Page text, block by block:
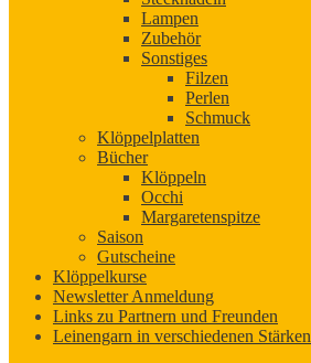
Lampen
Zubehör
Sonstiges
Filzen
Perlen
Schmuck
Klöppelplatten
Bücher
Klöppeln
Occhi
Margaretenspitze
Saison
Gutscheine
Klöppelkurse
Newsletter Anmeldung
Links zu Partnern und Freunden
Leinengarn in verschiedenen Stärken